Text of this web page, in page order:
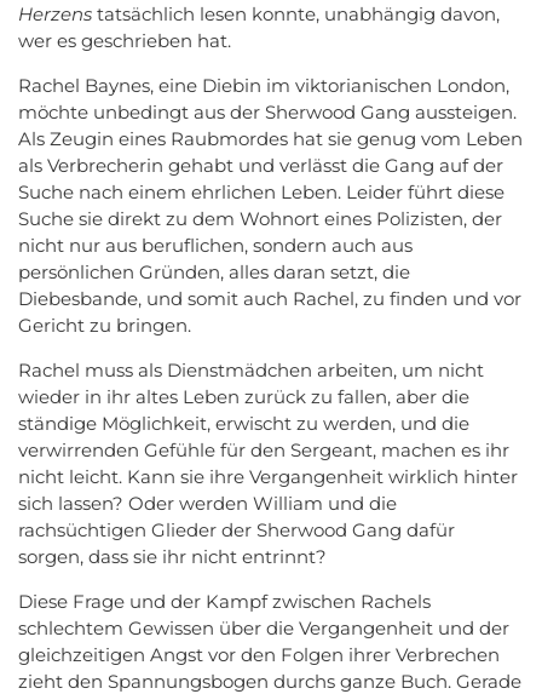
Herzens tatsächlich lesen konnte, unabhängig davon,
wer es geschrieben hat.
Rachel Baynes, eine Diebin im viktorianischen London,
möchte unbedingt aus der Sherwood Gang aussteigen.
Als Zeugin eines Raubmordes hat sie genug vom Leben
als Verbrecherin gehabt und verlässt die Gang auf der
Suche nach einem ehrlichen Leben. Leider führt diese
Suche sie direkt zu dem Wohnort eines Polizisten, der
nicht nur aus beruflichen, sondern auch aus
persönlichen Gründen, alles daran setzt, die
Diebesbande, und somit auch Rachel, zu finden und vor
Gericht zu bringen.
Rachel muss als Dienstmädchen arbeiten, um nicht
wieder in ihr altes Leben zurück zu fallen, aber die
ständige Möglichkeit, erwischt zu werden, und die
verwirrenden Gefühle für den Sergeant, machen es ihr
nicht leicht. Kann sie ihre Vergangenheit wirklich hinter
sich lassen? Oder werden William und die
rachsüchtigen Glieder der Sherwood Gang dafür
sorgen, dass sie ihr nicht entrinnt?
Diese Frage und der Kampf zwischen Rachels
schlechtem Gewissen über die Vergangenheit und der
gleichzeitigen Angst vor den Folgen ihrer Verbrechen
zieht den Spannungsbogen durchs ganze Buch. Gerade